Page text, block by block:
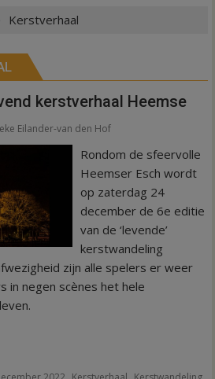
Kerstverhaal
kerstverhaal Heemse
Eilander-van den Hof
Rondom de sfeervolle
Heemser Esch wordt
op zaterdag 24
december de 6e editie
van de ‘levende’
kerstwandeling
zijn alle spelers er weer
in negen scènes het hele
, ,